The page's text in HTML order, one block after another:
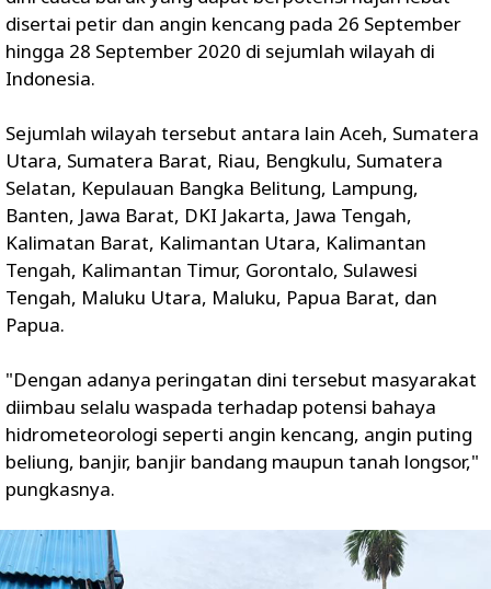
disertai petir dan angin kencang pada 26 September
hingga 28 September 2020 di sejumlah wilayah di
Indonesia.
Sejumlah wilayah tersebut antara lain Aceh, Sumatera
Utara, Sumatera Barat, Riau, Bengkulu, Sumatera
Selatan, Kepulauan Bangka Belitung, Lampung,
Banten, Jawa Barat, DKI Jakarta, Jawa Tengah,
Kalimatan Barat, Kalimantan Utara, Kalimantan
Tengah, Kalimantan Timur, Gorontalo, Sulawesi
Tengah, Maluku Utara, Maluku, Papua Barat, dan
Papua.
"Dengan adanya peringatan dini tersebut masyarakat
diimbau selalu waspada terhadap potensi bahaya
hidrometeorologi seperti angin kencang, angin puting
beliung, banjir, banjir bandang maupun tanah longsor,"
pungkasnya.